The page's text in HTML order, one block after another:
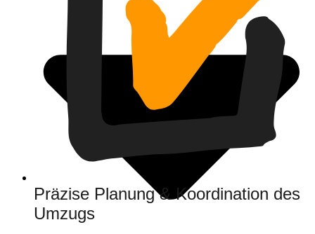
Präzise Planung & Koordination des
Umzugs